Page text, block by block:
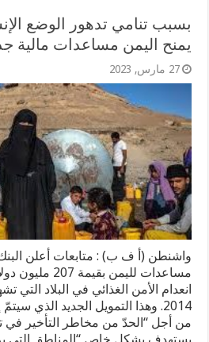
بسبب تنامي تدهور الوضع
يمنح اليمن مساعدات مالية
27 مارس, 2023
واشنطن (أ ف ب) : متابعات أعلن البنك
مساعدات لليمن
انعدام الأمن الغذائي في البلاد التي
2014. وهذا التمويل الجديد الذي
من أجل “الحدّ من مخاطر التأخير في